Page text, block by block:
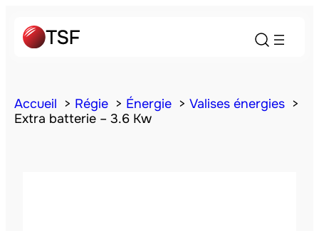
Accueil Régie Énergie
Valises énergies
Extra batterie – 3.6 Kw